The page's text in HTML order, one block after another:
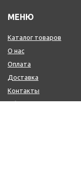
МЕНЮ
Каталог товаров
О нас
Оплата
Доставка
Контакты
Обмен и возврат